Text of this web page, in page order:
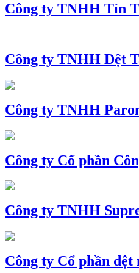
Công ty TNHH Tín
Công ty TNHH Dệt
Công ty TNHH
Công ty Cổ phần
Công ty TNHH
Công ty Cổ phần